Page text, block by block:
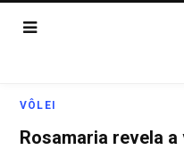
VÔLEI
Rosamaria revela